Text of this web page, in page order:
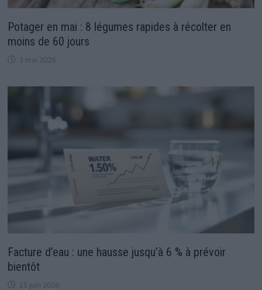
Potager en mai : 8 légumes rapides à récolter en
moins de 60 jours
3 mai 2026
Facture d’eau : une hausse jusqu’à 6 % à prévoir
bientôt
15 juin 2026